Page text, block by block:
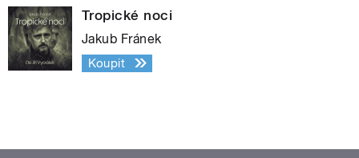
Tropické noci
Jakub Fránek
Koupit